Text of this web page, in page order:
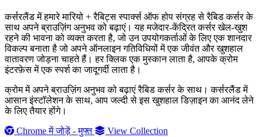
कर्सरलैंड में हमारे मारियो + रैबिट्स स्पार्क्स ऑफ होप संग्रह से रैबिड कर्सर के
साथ अपने ब्राउज़िंग अनुभव को बढ़ाएं। यह मजेदार-केंद्रित कर्सर खेल-खुश
रहने की भावना को व्यक्त करता है, जो उन उपयोगकर्ताओं के लिए एक शानदार
विकल्प बनाता है जो अपने ऑनलाइन गतिविधियों में एक जीवंत और खुशहाल
वातावरण जोड़ना चाहते हैं। हर क्लिक एक मुस्कान लाता है, आपके क्रोम
इंटरफ़ेस में एक स्पर्श का जादूगर्दी लाता है।
क्रोम में अपने ब्राउज़िंग अनुभव को बढ़ाएं रैबिड कर्सर के साथ। कर्सरलैंड में
आसान इंस्टॉलेशन के साथ, आप जल्दी से इस खुशहाल डिज़ाइन का आनंद लेने
के लिए तैयार होंगे।
Chrome में जोड़ें - मुफ्त
View Collection